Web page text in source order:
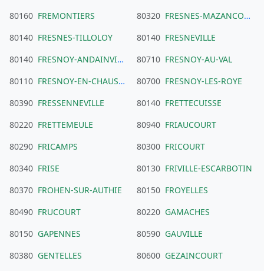
80160 FREMONTIERS 80320 FRESNES-MAZANCOURT
80140 FRESNES-TILLOLOY 80140 FRESNEVILLE
80140 FRESNOY-ANDAINVILLE 80710 FRESNOY-AU-VAL
80110 FRESNOY-EN-CHAUSSEE 80700 FRESNOY-LES-ROYE
80390 FRESSENNEVILLE 80140 FRETTECUISSE
80220 FRETTEMEULE 80940 FRIAUCOURT
80290 FRICAMPS 80300 FRICOURT
80340 FRISE 80130 FRIVILLE-ESCARBOTIN
80370 FROHEN-SUR-AUTHIE 80150 FROYELLES
80490 FRUCOURT 80220 GAMACHES
80150 GAPENNES 80590 GAUVILLE
80380 GENTELLES 80600 GEZAINCOURT